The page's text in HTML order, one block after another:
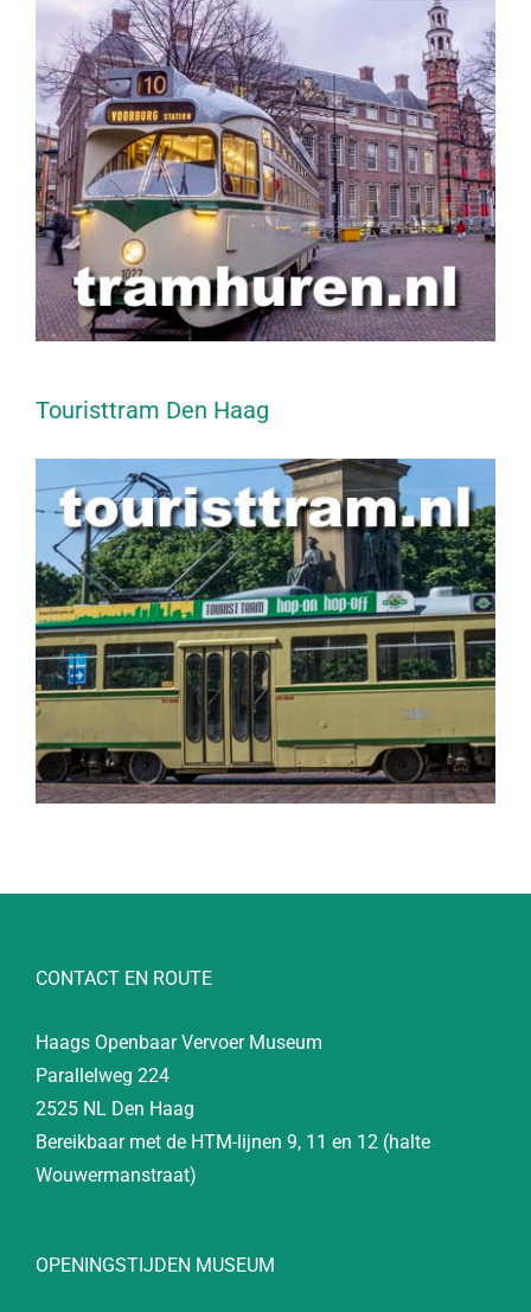
Touristtram Den Haag
CONTACT EN ROUTE
Haags Openbaar Vervoer Museum
Parallelweg 224
2525 NL Den Haag
Bereikbaar met de HTM-lijnen 9, 11 en 12 (halte
Wouwermanstraat)
OPENINGSTIJDEN MUSEUM